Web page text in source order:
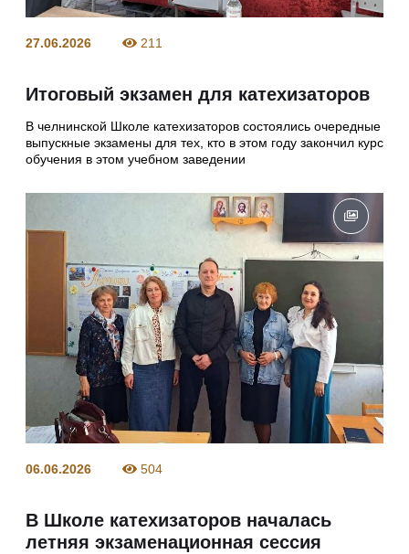
27.06.2026 211
Итоговый экзамен для катехизаторов
В челнинской Школе катехизаторов состоялись очередные
выпускные экзамены для тех, кто в этом году закончил курс
обучения в этом учебном заведении
06.06.2026 504
В Школе катехизаторов началась
летняя экзаменационная сессия